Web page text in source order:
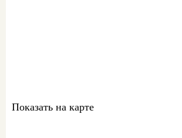
Показать на карте